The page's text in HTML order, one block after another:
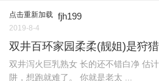
点击重新加载 fjh199
2019-8-4
双井百环家园柔柔(靓姐)是狩
双井泻火巨乳熟女 长的还不错白净 估
阱，想跑就难了。 你就是老太 ...